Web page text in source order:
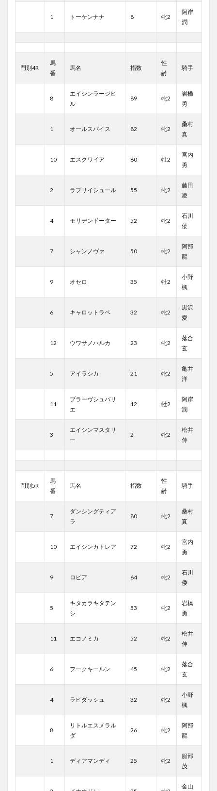
1 トーケンナナ 8 牝2
阿岸
潤
門別4R
馬
番
馬名 指数
性
齢
騎手
8
エイシンラージヒ
ル
89 牝2
岩橋
勇
1 オールスパイス 82 牝2
桑村
真
10 エスクワイア 80 牡2
宮内
勇
2 ラブリイシュール 55 牝2
藤田
凌
4 モリデンドーター 52 牝2
石川
倭
7 シャンノヴァ 50 牝2
阿部
龍
9 オセロ 35 牡2
小野
楓
6 キャロットラペ 32 牝2
黒沢
愛
12 ウワサノハルカ 23 牝2
落合
玄
5 アイラシカ 21 牝2
亀井
洋
11
ブラーヴシュバリ
エ
12 牡2
阿岸
潤
3
エイシンマスタリ
ー
2 牝2
松井
伸
門別5R
馬
番
馬名 指数
性
齢
騎手
7
ダンシングティア
ラ
80 牝2
桑村
真
10 エイシンカトレア 72 牝2
宮内
勇
9 ロピア 64 牝2
石川
倭
5
キタカラキタテン
シ
53 牝2
岩橋
勇
11 エコノミカ 52 牝2
松井
伸
6 フークキールン 45 牝2
落合
玄
4 ラピダッシュ 32 牝2
小野
楓
8
リトルエスメラル
ダ
26 牝2
阿部
龍
1 ディアマンディ 25 牝2
服部
茂
金山